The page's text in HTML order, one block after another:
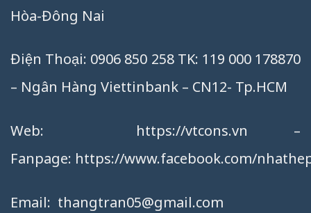
Hòa-Đông Nai
Điện Thoại: 0906 850 258 TK: 119 000 178870
– Ngân Hàng Viettinbank – CN12- Tp.HCM
Web: https://vtcons.vn –
Fanpage: https://www.facebook.com/
Email: thangtran05@gmail.com